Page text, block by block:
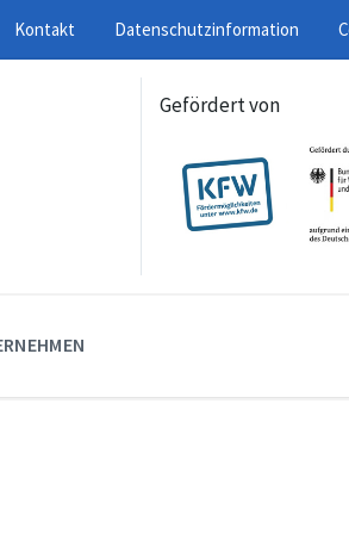
Kontakt Datenschutzinformation
Gefördert von